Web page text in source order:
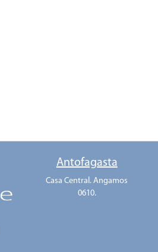
Antofagasta
Casa Central. Angamos
0610.